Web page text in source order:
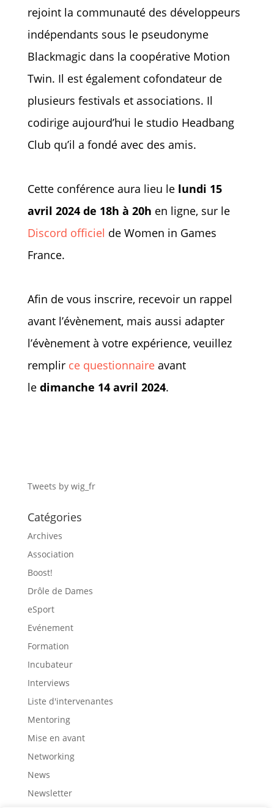
rejoint la communauté des développeurs
indépendants sous le pseudonyme
Blackmagic dans la coopérative Motion
Twin. Il est également cofondateur de
plusieurs festivals et associations. Il
codirige aujourd’hui le studio Headbang
Club qu’il a fondé avec des amis.
Cette conférence aura lieu le lundi 15
avril 2024 de 18h à 20h en ligne, sur le
Discord officiel de Women in Games
France.
Afin de vous inscrire, recevoir un rappel
avant l’évènement, mais aussi adapter
l’évènement à votre expérience, veuillez
remplir ce questionnaireavant
le dimanche 14 avril 2024.
Tweets by wig_fr
Catégories
Archives
Association
Boost!
Drôle de Dames
eSport
Evénement
Formation
Incubateur
Interviews
Liste d'intervenantes
Mentoring
Mise en avant
Networking
News
Newsletter